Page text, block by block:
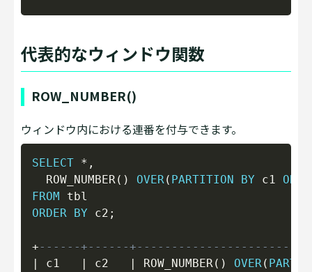
代表的なウィンドウ関数
ROW_NUMBER()
ウィンドウ内における連番を付与できます。
SELECT * ,
  ROW_NUMBER
( ) OVER ( PARTITION BY c1
FROM
ORDER
BY c2 ;
+------+------
|
c1 | c2 | ROW_NUMBER ( ) OVER (